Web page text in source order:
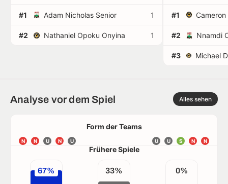
#1 Adam Nicholas Senior 1
#2 Nathaniel Opoku Onyina 1
#1
#2 Nnamdi
#3
Analyse vor dem Spiel Alles sehen
Form der Teams
N N U N U N
N
S
U
U
Frühere Spiele
67% 33% 0%